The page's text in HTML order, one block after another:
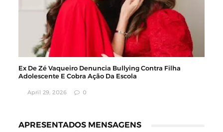
Ex De Zé Vaqueiro Denuncia Bullying Contra Filha
Adolescente E Cobra Ação Da Escola
April 29, 2026 0
APRESENTADOS MENSAGENS